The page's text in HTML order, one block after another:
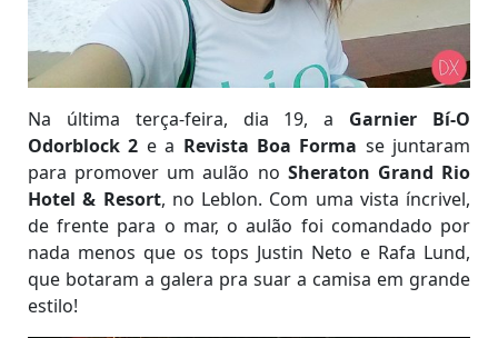
Na última terça-feira, dia 19, a Garnier Bí-O
Odorblock 2 e a Revista Boa Forma se juntaram
para promover um aulão no Sheraton Grand Rio
Hotel & Resort, no Leblon. Com uma vista íncrivel,
de frente para o mar, o aulão foi comandado por
nada menos que os tops Justin Neto e Rafa Lund,
que botaram a galera pra suar a camisa em grande
estilo!